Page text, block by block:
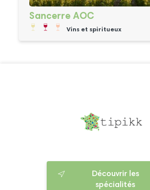
Sancerre AOC
Vins et spiritueux
Découvrir les
spécialités